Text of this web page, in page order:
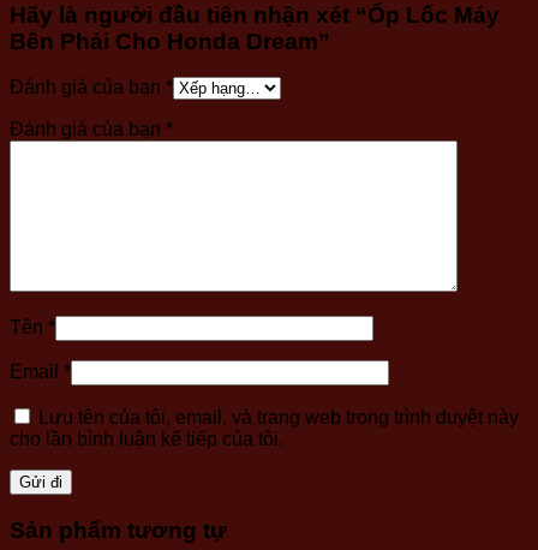
Hãy là người đầu tiên nhận xét “Ốp Lốc Máy
Bên Phải Cho Honda Dream”
Đánh giá của bạn *
Đánh giá của bạn *
Tên *
Email *
Lưu tên của tôi, email, và trang web trong trình duyệt này
cho lần bình luận kế tiếp của tôi.
Sản phẩm tương tự